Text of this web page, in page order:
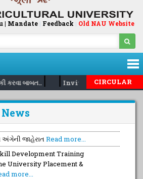
| Mandate| Feedback | Old NAU Website
બાબત..| | Inviting nomination for
CIRCULAR
અંગેની જાહેરાત Read more...
Development Training
University Placement &
more...